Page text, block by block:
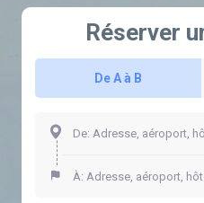
Réserver
De A à B